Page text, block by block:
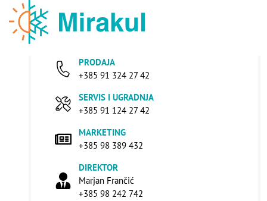
PRODAJA
+385 91 324 27 42
SERVIS I UGRADNJA
+385 91 124 27 42
MARKETING
+385 98 389 432
DIREKTOR
Marjan Frančić
+385 98 242 742